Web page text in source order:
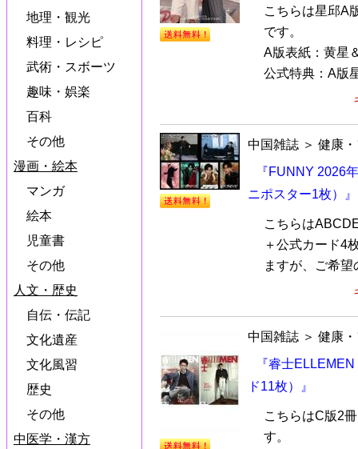
地理・観光
料理・レシピ
武術・スボーツ
趣味・娯楽
百科
その他
漫画・絵本
マンガ
絵本
児童書
その他
人文・歴史
自伝・伝記
文化遺産
文化風習
歴史
その他
中医学・漢方
こちらは星邱A
です。
A版表紙：黄星
公式特典：A版
中国雑誌 ＞ 健康
『FUNNY 2026
ニポスター1枚）』
こちらは
＋公式カード4
ますが、ご希望
中国雑誌 ＞ 健康
『睿士
ド11枚）』
こちらはC版2
す。